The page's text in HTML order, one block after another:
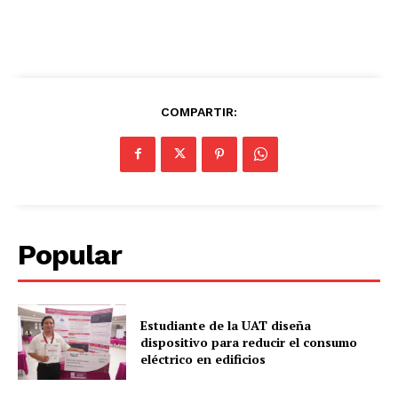
COMPARTIR:
Popular
Estudiante de la UAT diseña
dispositivo para reducir el consumo
eléctrico en edificios